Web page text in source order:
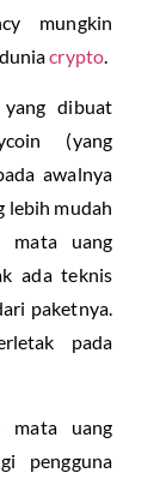
mungkin
crypto.
dibuat
(yang
awalnya
lebih mudah
mata uang
ada teknis
paketnya.
pada
mata uang
pengguna